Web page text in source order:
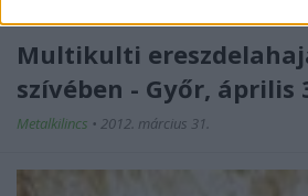
Multikulti
szívében - Győr, április
Metalkilincs • 2012. március 31.